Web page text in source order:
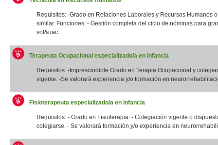
Requisitos: -Grado en Relaciones Laborales y Recursos Humanos
similar. Funciones: - Gestión completa del ciclo de nóminas para
vol&uac...
Terapeuta Ocupacional especializado/a en infancia
Requisitos: -Imprescindible Grado en Terapia Ocupacional y
vigente. -Se valorará experiencia y/o formación en
Fisioterapeuta especializado/a en infancia
Requisitos: - Grado en Fisioterapia. - Colegiación vigente o
colegiarse. - Se valorará formación y/o experiencia en